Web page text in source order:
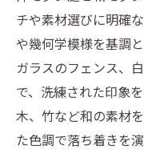
チや素材選びに明確
や幾何学模様を基調
ガラスのフェンス、
で、洗練された印象
木、竹など和の素材
た色調で落ち着きを演